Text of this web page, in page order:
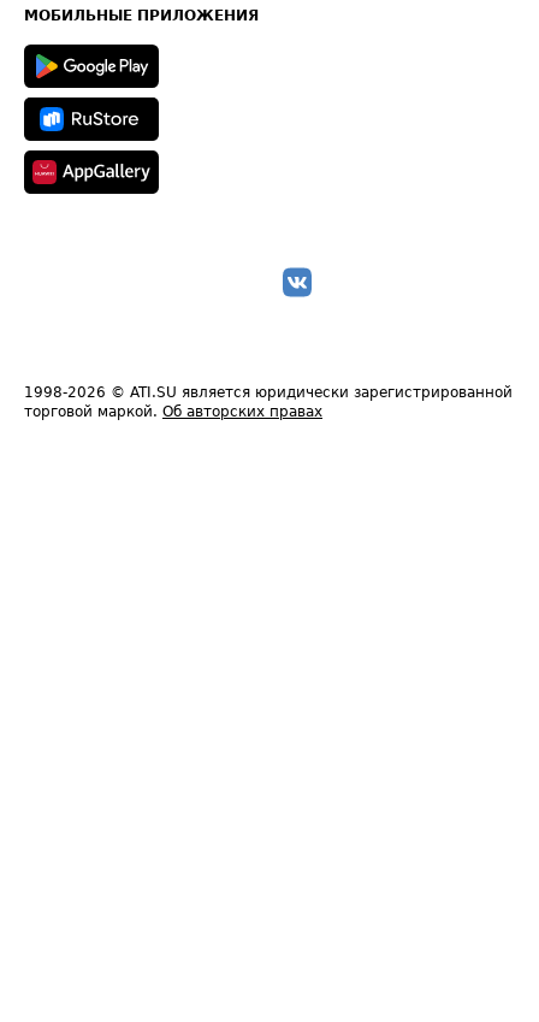
Техническая информация
МОБИЛЬНЫЕ ПРИЛОЖЕНИЯ
1998-2026 © ATI.SU является юридически зарегистрированной
торговой маркой. Об авторских правах